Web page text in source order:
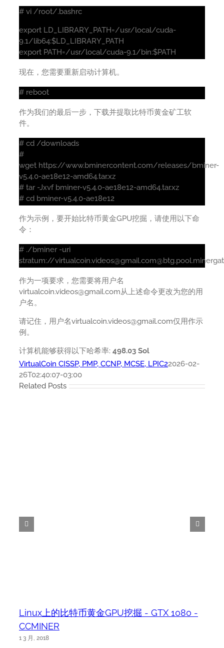
# vi /root/.bashrc
export LD_LIBRARY_PATH=/usr/local/cuda-
9.1/lib64:$LD_LIBRARY_PATH
export PATH=/usr/local/cuda-9.1/bin:$PATH
现在，您需要重新启动计算机。
# reboot
作为我们的最后一步，下载并提取比特币黄金矿工软
件。
# cd /downloads
#
wget https://www.bminercontent.com/releases/bminer-
v5.4.0-ae18e12-amd64.tar.xz
# tar -Jxvf bminer-v5.4.0-ae18e12-amd64.tar.xz
# cd bminer-v5.4.0-ae18e12
作为示例，要开始比特币黄金GPU挖掘，请使用以下命
令：
# ./bminer -uri
stratum://
作为一项要求，您需要将用户名
virtualcoin.videos@gmail.com从上述命令更改为您的用
户名。
请记住，用户名virtualcoin.videos@gmail.com仅用作示
例。
计算机能够获得以下哈希率: 498.03 Sol
VirtualCoin CISSP, PMP, CCNP, MCSE, LPIC22026-02-
26T02:40:07-03:00
Related Posts
Linux上的比特币黄金GPU挖掘 - GTX 1080 -
CCMINER
1 3 月, 2018